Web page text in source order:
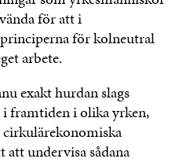
för att i
för kolneutral
arbete.
exakt hurdan slags
framtiden i olika yrken,
att undervisa sådana